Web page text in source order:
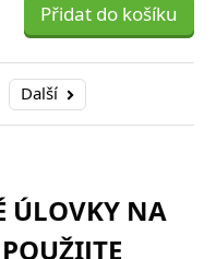
Přidat do košíku
Další
ÚLOVKY NA